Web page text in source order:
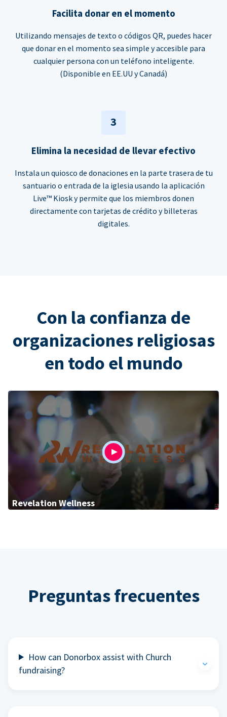
Facilita donar en el momento
Utilizando mensajes de texto o códigos QR, puedes hacer
que donar en el momento sea simple y accesible para
cualquier persona con un teléfono inteligente.
(Disponible en EE.UU y Canadá)
3
Elimina la necesidad de llevar efectivo
Instala un quiosco de donaciones en la parte trasera de tu
santuario o entrada de la iglesia usando la aplicación
Live™ Kiosk y permite que los miembros donen
directamente con tarjetas de crédito y billeteras
digitales.
Con la confianza de
organizaciones religiosas
en todo el mundo
Revelation Wellness
Preguntas frecuentes
How can Donorbox assist with Church
fundraising?